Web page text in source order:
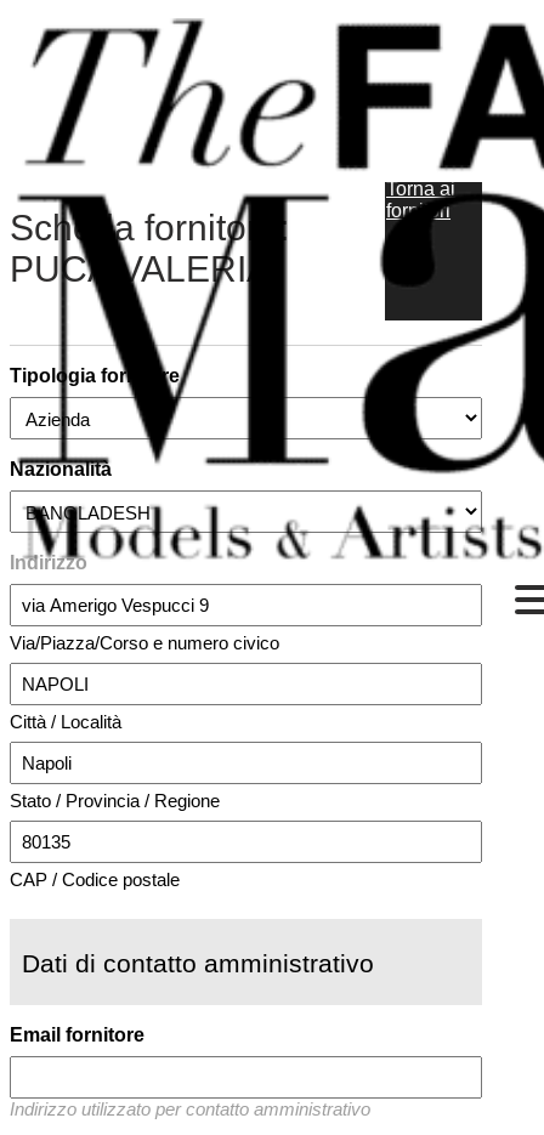
Vai al contenuto principale Vai al piè di pagina
Scheda fornitore:
PUCA VALERIA
Torna ai
fornitori
Tipologia fornitore
Nazionalità
Indirizzo
Via/Piazza/Corso e numero civico
Città / Località
Stato / Provincia / Regione
CAP / Codice postale
Dati di contatto amministrativo
Email fornitore
Indirizzo utilizzato per contatto amministrativo